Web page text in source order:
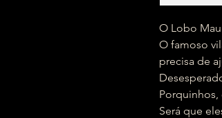
O Lobo
O famoso
precisa de
Será que